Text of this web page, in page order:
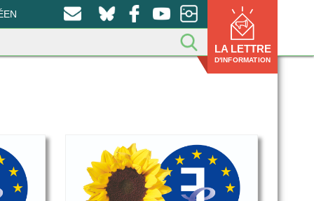
LA LETTRE
D'INFORMATION